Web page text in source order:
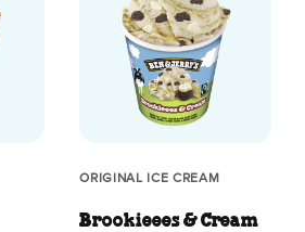
ORIGINAL ICE CREAM
Brookieees & Cream